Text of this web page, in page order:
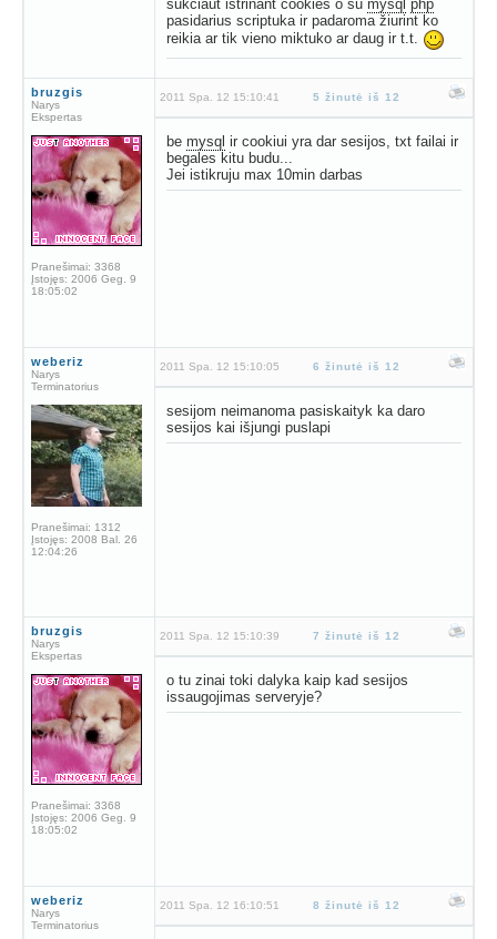
sukčiaut ištrinant cookies o su mysql php
pasidarius scriptuka ir padaroma žiurint ko
reikia ar tik vieno miktuko ar daug ir t.t.
bruzgis
Narys
Ekspertas
Pranešimai: 3368
Įstojęs: 2006 Geg. 9
18:05:02
2011 Spa. 12 15:10:41 5 žinutė iš 12
be mysql ir cookiui yra dar sesijos, txt failai ir
begales kitu budu...
Jei istikruju max 10min darbas
weberiz
Narys
Terminatorius
Pranešimai: 1312
Įstojęs: 2008 Bal. 26
12:04:26
2011 Spa. 12 15:10:05 6 žinutė iš 12
sesijom neimanoma pasiskaityk ka daro
sesijos kai išjungi puslapi
bruzgis
Narys
Ekspertas
Pranešimai: 3368
Įstojęs: 2006 Geg. 9
18:05:02
2011 Spa. 12 15:10:39 7 žinutė iš 12
o tu zinai toki dalyka kaip kad sesijos
issaugojimas serveryje?
weberiz
Narys
Terminatorius
2011 Spa. 12 16:10:51 8 žinutė iš 12